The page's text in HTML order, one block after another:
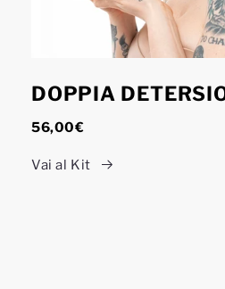
DOPPIA
56,00€
Vai al Kit